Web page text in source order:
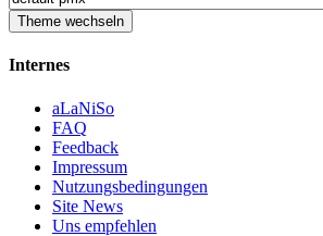
Internes
aLaNiSo
FAQ
Feedback
Impressum
Nutzungsbedingungen
Site News
Uns empfehlen